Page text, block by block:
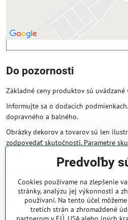
Otvoriť obsah v novom
Do pozornosti
Základné ceny produktov sú uvádzané
Informujte sa o dodacích
dopravného a balného.
Obrázky dekorov a tovarov sú len
zodpovedať skutočnosti. Parametre
Naše obchodné podmienky zaručujú
Vašej zakázky online.
Predvoľby
Cookies používame na zlepšenie
stránky, analýzu jej výkonnosti a
používaní. Na tento účel
tretích strán a zhromaždené